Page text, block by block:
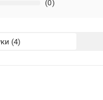
(0)